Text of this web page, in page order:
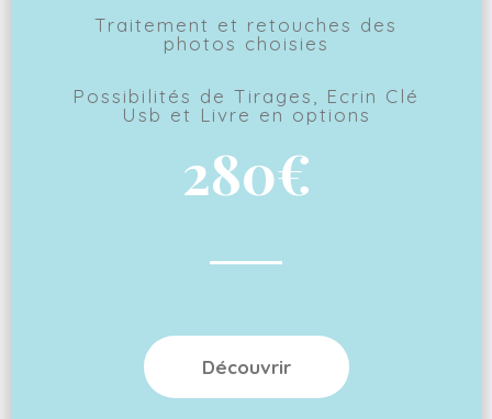
Traitement et retouches des
photos choisies
Possibilités de Tirages, Ecrin Clé
Usb et Livre en options
280€
Découvrir